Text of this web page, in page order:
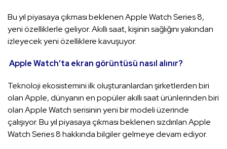
Bu yıl piyasaya çıkması beklenen Apple Watch Series 8,
yeni özelliklerle geliyor. Akıllı saat, kişinin sağlığını yakından
izleyecek yeni özelliklere kavuşuyor.
Apple Watch’ta ekran görüntüsü nasıl alınır?
Teknoloji ekosistemini ilk oluşturanlardan şirketlerden biri
olan Apple, dünyanın en popüler akıllı saat ürünlerinden biri
olan Apple Watch serisinin yeni bir modeli üzerinde
çalışıyor. Bu yıl piyasaya çıkması beklenen sızdırılan Apple
Watch Series 8 hakkında bilgiler gelmeye devam ediyor.